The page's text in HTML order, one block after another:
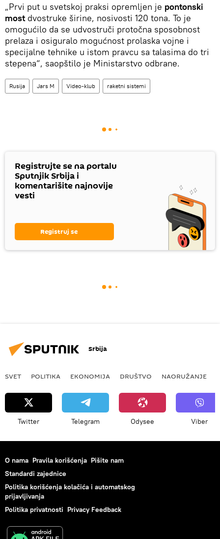
„Prvi put u svetskoj praksi opremljen je pontonski
most dvostruke širine, nosivosti 120 tona. To je
omogućilo da se udvostruči protočna sposobnost
prelaza i osiguralo mogućnost prolaska vojne i
specijalne tehnike u istom pravcu sa talasima do tri
stepena“, saopštilo je Ministarstvo odbrane.
Rusija Jars M Video-klub raketni sistemi
Registrujte se na portalu
Sputnjik Srbija i
komentarišite najnovije
vesti
Registruj se
Srbija
SVET POLITIKA EKONOMIJA DRUŠTVO NAORUŽANJE
Twitter Telegram Odysee Viber
O nama Pravila korišćenja Pišite nam
Standardi zajednice
Politika korišćenja kolačića i automatskog
prijavljivanja
Politika privatnosti Privacy Feedback